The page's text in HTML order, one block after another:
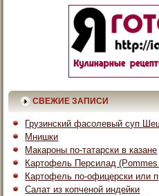
СВЕЖИЕ ЗАПИСИ
Грузинский фасолевый суп
Мнишки
Макароны по-татарски в казане
Картофель Персилад
Картофель по-офицерски или
Салат из копченой индейки